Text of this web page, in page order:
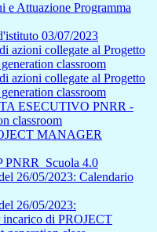
e Attuazione Programma
03/07/2023
azioni collegate al Progetto
classroom
azioni collegate al Progetto
classroom
ESECUTIVO PNRR -
classroom
MANAGER
PNRR_Scuola 4.0
26/05/2023: Calendario
26/05/2023:
di PROJECT